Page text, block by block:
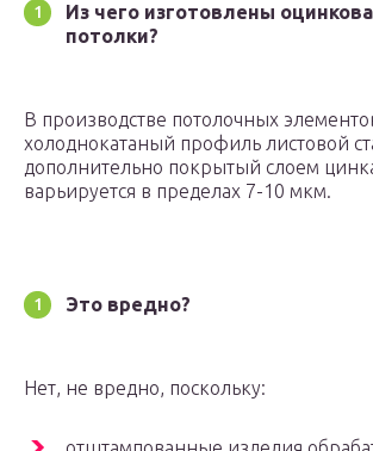
Из чего изготовлены
потолки?
В производстве потолочных
холоднокатаный профиль листовой
дополнительно покрытый слоем
варьируется в пределах 7-10 мкм.
Это вредно?
Нет, не вредно, поскольку: